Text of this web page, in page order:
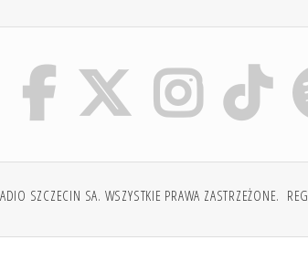
SZCZECIN SA. WSZYSTKIE PRAWA ZASTRZEŻONE.